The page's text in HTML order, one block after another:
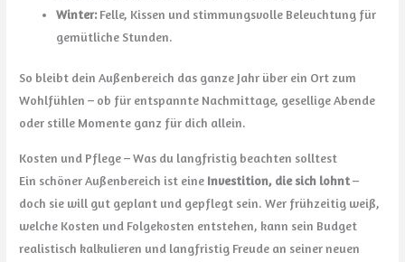
Winter:Felle, Kissen und stimmungsvolle Beleuchtung für
gemütliche Stunden.
So bleibt dein Außenbereich das ganze Jahr über ein Ort zum
Wohlfühlen – ob für entspannte Nachmittage, gesellige Abende
oder stille Momente ganz für dich allein.
Kosten und Pflege – Was du langfristig beachten solltest
Ein schöner Außenbereich ist eine Investition, die sich lohnt–
doch sie will gut geplant und gepflegt sein. Wer frühzeitig weiß,
welche Kosten und Folgekosten entstehen, kann sein Budget
realistisch kalkulieren und langfristig Freude an seiner neuen